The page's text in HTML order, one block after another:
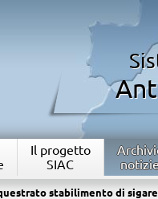
Il progetto
SIAC
stabilimento di